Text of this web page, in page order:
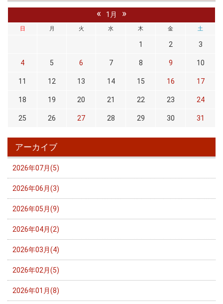
« 1月 »
日 月 火 水 木 金 土
1 2 3
4 5 6 7 8 9 10
11 12 13 14 15 16 17
18 19 20 21 22 23 24
25 26 27 28 29 30 31
アーカイブ
2026年07月(5)
2026年06月(3)
2026年05月(9)
2026年04月(2)
2026年03月(4)
2026年02月(5)
2026年01月(8)